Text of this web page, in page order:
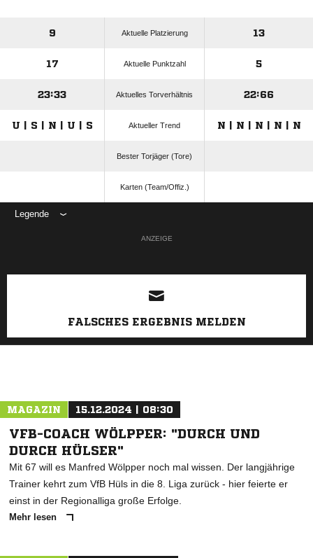
9 Aktuelle Platzierung 13
17 Aktuelle Punktzahl 5
23:33 Aktuelles Torverhältnis 22:66
U | S | N | U | S Aktueller Trend N | N | N | N | N
Bester Torjäger (Tore)
Karten (Team/Offiz.)
Legende
ANZEIGE
FALSCHES ERGEBNIS MELDEN
MAGAZIN 15.12.2024 | 08:30
VFB-COACH WÖLPPER: "DURCH UND
DURCH HÜLSER"
Mit 67 will es Manfred Wölpper noch mal wissen. Der langjährige
Trainer kehrt zum VfB Hüls in die 8. Liga zurück - hier feierte er
einst in der Regionalliga große Erfolge.
Mehr lesen